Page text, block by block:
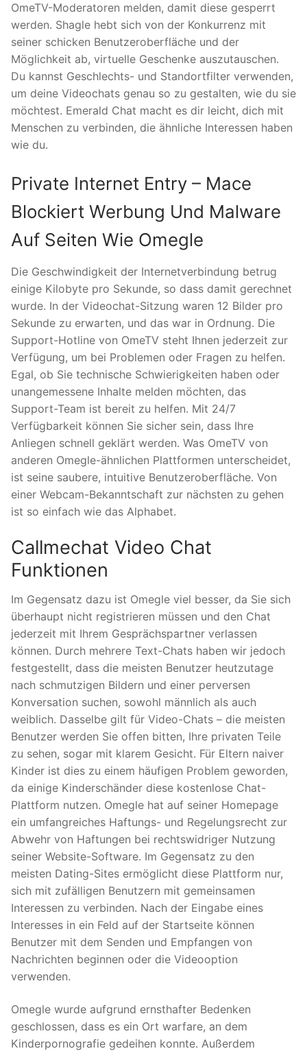
OmeTV-Moderatoren melden, damit diese gesperrt
werden. Shagle hebt sich von der Konkurrenz mit
seiner schicken Benutzeroberfläche und der
Möglichkeit ab, virtuelle Geschenke auszutauschen.
Du kannst Geschlechts- und Standortfilter verwenden,
um deine Videochats genau so zu gestalten, wie du sie
möchtest. Emerald Chat macht es dir leicht, dich mit
Menschen zu verbinden, die ähnliche Interessen haben
wie du.
Private Internet Entry – Mace
Blockiert Werbung Und Malware
Auf Seiten Wie Omegle
Die Geschwindigkeit der Internetverbindung betrug
einige Kilobyte pro Sekunde, so dass damit gerechnet
wurde. In der Videochat-Sitzung waren 12 Bilder pro
Sekunde zu erwarten, und das war in Ordnung. Die
Support-Hotline von OmeTV steht Ihnen jederzeit zur
Verfügung, um bei Problemen oder Fragen zu helfen.
Egal, ob Sie technische Schwierigkeiten haben oder
unangemessene Inhalte melden möchten, das
Support-Team ist bereit zu helfen. Mit 24/7
Verfügbarkeit können Sie sicher sein, dass Ihre
Anliegen schnell geklärt werden. Was OmeTV von
anderen Omegle-ähnlichen Plattformen unterscheidet,
ist seine saubere, intuitive Benutzeroberfläche. Von
einer Webcam-Bekanntschaft zur nächsten zu gehen
ist so einfach wie das Alphabet.
Callmechat Video Chat
Funktionen
Im Gegensatz dazu ist Omegle viel besser, da Sie sich
überhaupt nicht registrieren müssen und den Chat
jederzeit mit Ihrem Gesprächspartner verlassen
können. Durch mehrere Text-Chats haben wir jedoch
festgestellt, dass die meisten Benutzer heutzutage
nach schmutzigen Bildern und einer perversen
Konversation suchen, sowohl männlich als auch
weiblich. Dasselbe gilt für Video-Chats – die meisten
Benutzer werden Sie offen bitten, Ihre privaten Teile
zu sehen, sogar mit klarem Gesicht. Für Eltern naiver
Kinder ist dies zu einem häufigen Problem geworden,
da einige Kinderschänder diese kostenlose Chat-
Plattform nutzen. Omegle hat auf seiner Homepage
ein umfangreiches Haftungs- und Regelungsrecht zur
Abwehr von Haftungen bei rechtswidriger Nutzung
seiner Website-Software. Im Gegensatz zu den
meisten Dating-Sites ermöglicht diese Plattform nur,
sich mit zufälligen Benutzern mit gemeinsamen
Interessen zu verbinden. Nach der Eingabe eines
Interesses in ein Feld auf der Startseite können
Benutzer mit dem Senden und Empfangen von
Nachrichten beginnen oder die Videooption
verwenden.
Omegle wurde aufgrund ernsthafter Bedenken
geschlossen, dass es ein Ort warfare, an dem
Kinderpornografie gedeihen konnte. Außerdem